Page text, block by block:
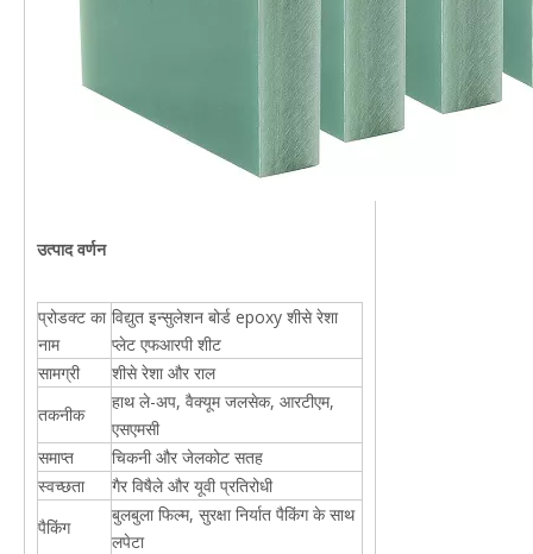
उत्पाद वर्णन
प्रोडक्ट का
नाम
विद्युत इन्सुलेशन बोर्ड epoxy शीसे रेशा
प्लेट एफआरपी शीट
सामग्री
शीसे रेशा और राल
तकनीक
हाथ ले-अप, वैक्यूम जलसेक, आरटीएम,
एसएमसी
समाप्त
चिकनी और जेलकोट सतह
स्वच्छता
गैर विषैले और यूवी प्रतिरोधी
पैकिंग
बुलबुला फिल्म, सुरक्षा निर्यात पैकिंग के साथ
लपेटा